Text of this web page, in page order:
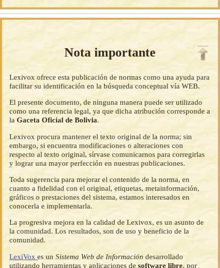
Nota importante
Lexivox ofrece esta publicación de normas como una ayuda para
facilitar su identificación en la búsqueda conceptual vía WEB.
El presente documento, de ninguna manera puede ser utilizado
como una referencia legal, ya que dicha atribución corresponde a
laGaceta Oficial de Bolivia.
Lexivox procura mantener el texto original de la norma; sin
embargo, si encuentra modificaciones o alteraciones con
respecto al texto original, sírvase comunicarnos para corregirlas
y lograr una mayor perfección en nuestras publicaciones.
Toda sugerencia para mejorar el contenido de la norma, en
cuanto a fidelidad con el original, etiquetas, metainformación,
gráficos o prestaciones del sistema, estamos interesados en
conocerla e implementarla.
La progresiva mejora en la calidad de Lexivox, es un asunto de
la comunidad. Los resultados, son de uso y beneficio de la
comunidad.
LexiVoxes unSistema Web de Información desarrollado
utilizando herramientas y aplicaciones desoftware libre, por